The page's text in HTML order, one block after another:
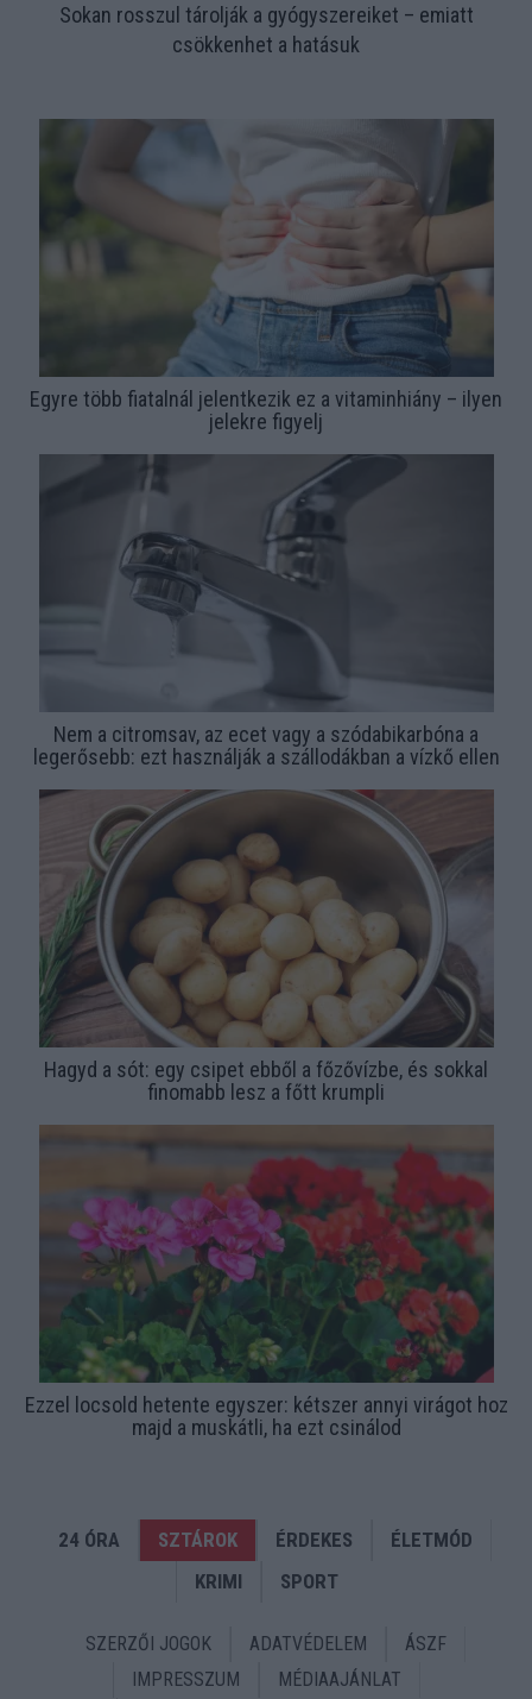
Sokan rosszul tárolják a gyógyszereiket – emiatt
csökkenhet a hatásuk
Egyre több fiatalnál jelentkezik ez a vitaminhiány – ilyen
jelekre figyelj
Nem a citromsav, az ecet vagy a szódabikarbóna a
legerősebb: ezt használják a szállodákban a vízkő ellen
Hagyd a sót: egy csipet ebből a főzővízbe, és sokkal
finomabb lesz a főtt krumpli
Ezzel locsold hetente egyszer: kétszer annyi virágot hoz
majd a muskátli, ha ezt csinálod
24 ÓRA SZTÁROK ÉRDEKES
ÉLETMÓD
KRIMI
SPORT
SZERZŐI JOGOK ADATVÉDELEM
ÁSZF
IMPRESSZUM
MÉDIAAJÁNLAT